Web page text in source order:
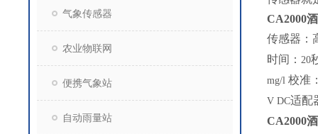
气象传感器
农业物联网
便携气象站
自动雨量站
CA2000
传感器：
时间： 20
mg/l 校准
V DC适配
CA2000